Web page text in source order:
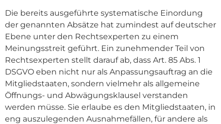
Die bereits ausgeführte systematische Einordung
der genannten Absätze hat zumindest auf deutscher
Ebene unter den Rechtsexperten zu einem
Meinungsstreit geführt. Ein zunehmender Teil von
Rechtsexperten stellt darauf ab, dass Art. 85 Abs. 1
DSGVO eben nicht nur als Anpassungsauftrag an die
Mitgliedstaaten, sondern vielmehr als allgemeine
Öffnungs- und Abwägungsklausel verstanden
werden müsse. Sie erlaube es den Mitgliedstaaten, in
eng auszulegenden Ausnahmefällen, für andere als